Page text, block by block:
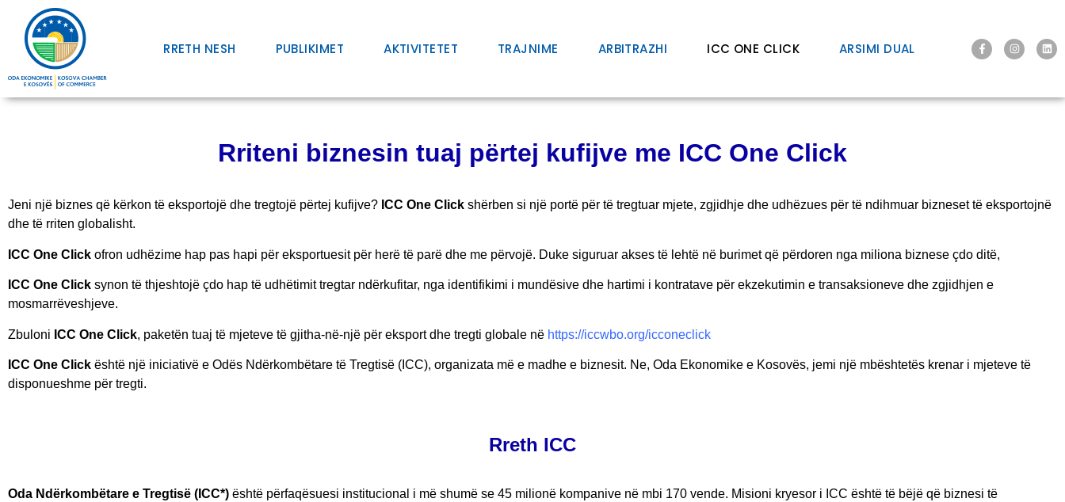
RRETH NESH PUBLIKIMET AKTIVITETET TRAJNIME ARBITRAZHI ICC ONE CLICK ARSIMI DUAL
Rriteni biznesin tuaj përtej kufijve me ICC One Click
Jeni një biznes që kërkon të eksportojë dhe tregtojë përtej kufijve? ICC One Click shërben si një portë për të tregtuar mjete, zgjidhje dhe udhëzues për të ndihmuar bizneset të eksportojnë
dhe të rriten globalisht.
ICC One Click ofron udhëzime hap pas hapi për eksportuesit për herë të parë dhe me përvojë. Duke siguruar akses të lehtë në burimet që përdoren nga miliona biznese çdo ditë,
ICC One Click synon të thjeshtojë çdo hap të udhëtimit tregtar ndërkufitar, nga identifikimi i mundësive dhe hartimi i kontratave për ekzekutimin e transaksioneve dhe zgjidhjen e
mosmarrëveshjeve.
Zbuloni ICC One Click, paketën tuaj të mjeteve të gjitha-në-një për eksport dhe tregti globale në https://iccwbo.org/icconeclick
ICC One Click është një iniciativë e Odës Ndërkombëtare të Tregtisë (ICC), organizata më e madhe e biznesit. Ne, Oda Ekonomike e Kosovës, jemi një mbështetës krenar i mjeteve të
disponueshme për tregti.
Rreth ICC
Oda Ndërkombëtare e Tregtisë (ICC*) është përfaqësuesi institucional i më shumë se 45 milionë kompanive në mbi 170 vende. Misioni kryesor i ICC është të bëjë që biznesi të